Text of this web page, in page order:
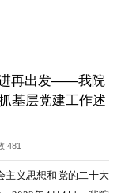
进再出发——我院
基层党建工作述
:481
主义思想和党的二十大